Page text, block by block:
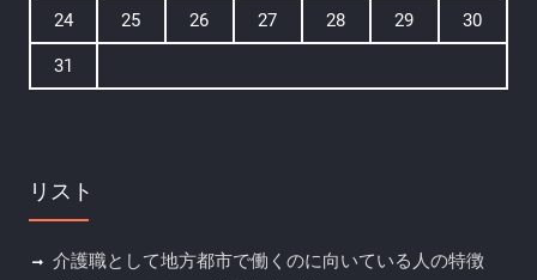
24 25 26 27 28 29 30
31
リスト
介護職として地方都市で働くのに向いている人の特徴